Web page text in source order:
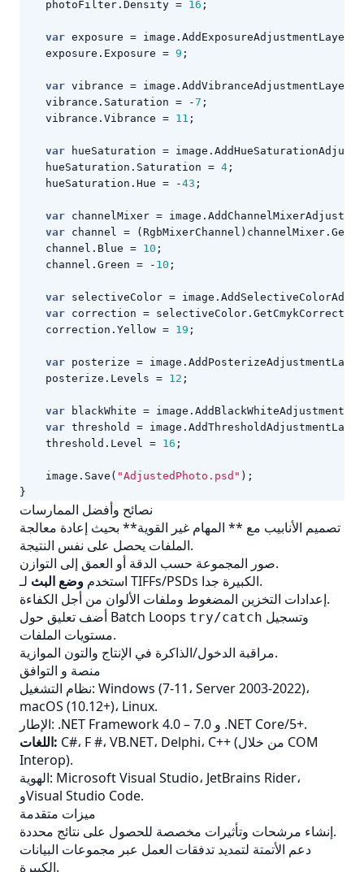
photoFilter . Density = 16 ;
var exposure = image . AddExposureAdjustmentLayer
exposure . Exposure = 9 ;
var vibrance = image . AddVibranceAdjustmentLayer
vibrance . Saturation = -7 ;
vibrance . Vibrance = 11 ;
var hueSaturation = image .
hueSaturation . Saturation = 4 ;
hueSaturation . Hue = -43 ;
var channelMixer = image .
var channel = ( RgbMixerChannel ) channelMixer .
channel . Blue = 10 ;
channel . Green = - 10 ;
var selectiveColor = image .
var correction = selectiveColor . GetCmykCorrection
correction . Yellow = 19 ;
var posterize = image . AddPosterizeAdjustmentLayer
posterize . Levels = 12 ;
var blackWhite = image .
var threshold = image . AddThresholdAdjustmentLayer
threshold . Level = 16 ;
image . Save ( "AdjustedPhoto.psd" );
}
نصائح وأفضل الممارسات
تصميم الأنابيب مع ** المهام غير القوية** بحيث إعادة معالجة
الملفات يحصل على نفس النتيجة.
صور المجموعة حسب الدقة أو العمق إلى التوازن.
استخدم وضع البث
لـ TIFFs/PSDs الكبيرة جدا.
إعدادات التخزين المضغوط وملفات الألوان من أجل الكفاءة.
أضف تعليق حول Batch Loops try/catch
مستويات الملفات.
مراقبة الدخول/الذاكرة في الإنتاج والتون الموازية.
منصة و التوافق
نظام التشغيل: Windows (7-11، Server 2003-2022)،
macOS (10.12+)، Linux.
الإطار: .NET Framework 4.0 – 7.0 و .NET Core/5+.
اللغات: C#، F #، VB.NET، Delphi، C++ (من خلال COM
Interop).
الهوية: Microsoft Visual Studio، JetBrains Rider،
وVisual Studio Code.
ميزات متقدمة
إنشاء مرشحات وتأثيرات مخصصة للحصول على نتائج محددة.
دعم الأتمتة لتمديد تدفقات العمل عبر مجموعات البيانات
الكبيرة.